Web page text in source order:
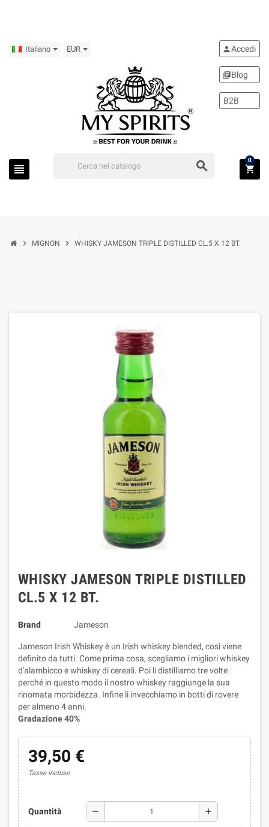
Italiano EUR
view_headline search
personAccedi
library_booksBlog
B2B
shopping_cart
0
chevron_right MIGNON chevron_right WHISKY JAMESON TRIPLE DISTILLED CL.5 X 12 BT.
WHISKY JAMESON TRIPLE DISTILLED
CL.5 X 12 BT.
Brand Jameson
Jameson Irish Whiskey è un Irish whiskey blended, così viene
definito da tutti. Come prima cosa, scegliamo i migliori whiskey
d'alambicco e whiskey di cereali. Poi li distilliamo tre volte
perché in questo modo il nostro whiskey raggiunge la sua
rinomata morbidezza. Infine li invecchiamo in botti di rovere
per almeno 4 anni.
Gradazione 40%
39,50 €
Tasse incluse
Quantità remove add